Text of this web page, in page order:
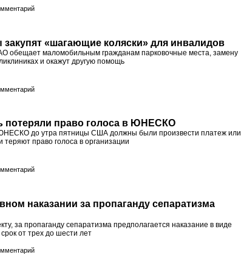
закупят «шагающие коляски» для инвалидов
обещает маломобильным гражданам парковочные места, замену
и окажут другую помощь
право голоса в ЮНЕСКО
до утра пятницы США должны были произвести платеж или
теряют право голоса в организации
наказании за пропаганду сепаратизма
за пропаганду сепаратизма предполагается наказание в виде
от трех до шести лет